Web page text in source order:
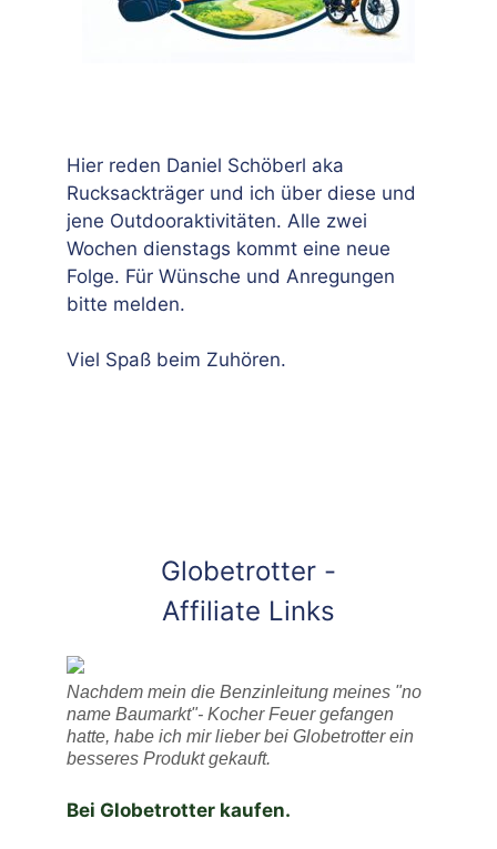
Hier reden Daniel Schöberl aka
Rucksackträger und ich über diese und
jene Outdooraktivitäten. Alle zwei
Wochen dienstags kommt eine neue
Folge. Für Wünsche und Anregungen
bitte melden.
Viel Spaß beim Zuhören.
Globetrotter -
Affiliate Links
Nachdem mein die Benzinleitung meines "no
name Baumarkt"- Kocher Feuer gefangen
hatte, habe ich mir lieber bei Globetrotter ein
besseres Produkt gekauft.
Bei Globetrotter kaufen.